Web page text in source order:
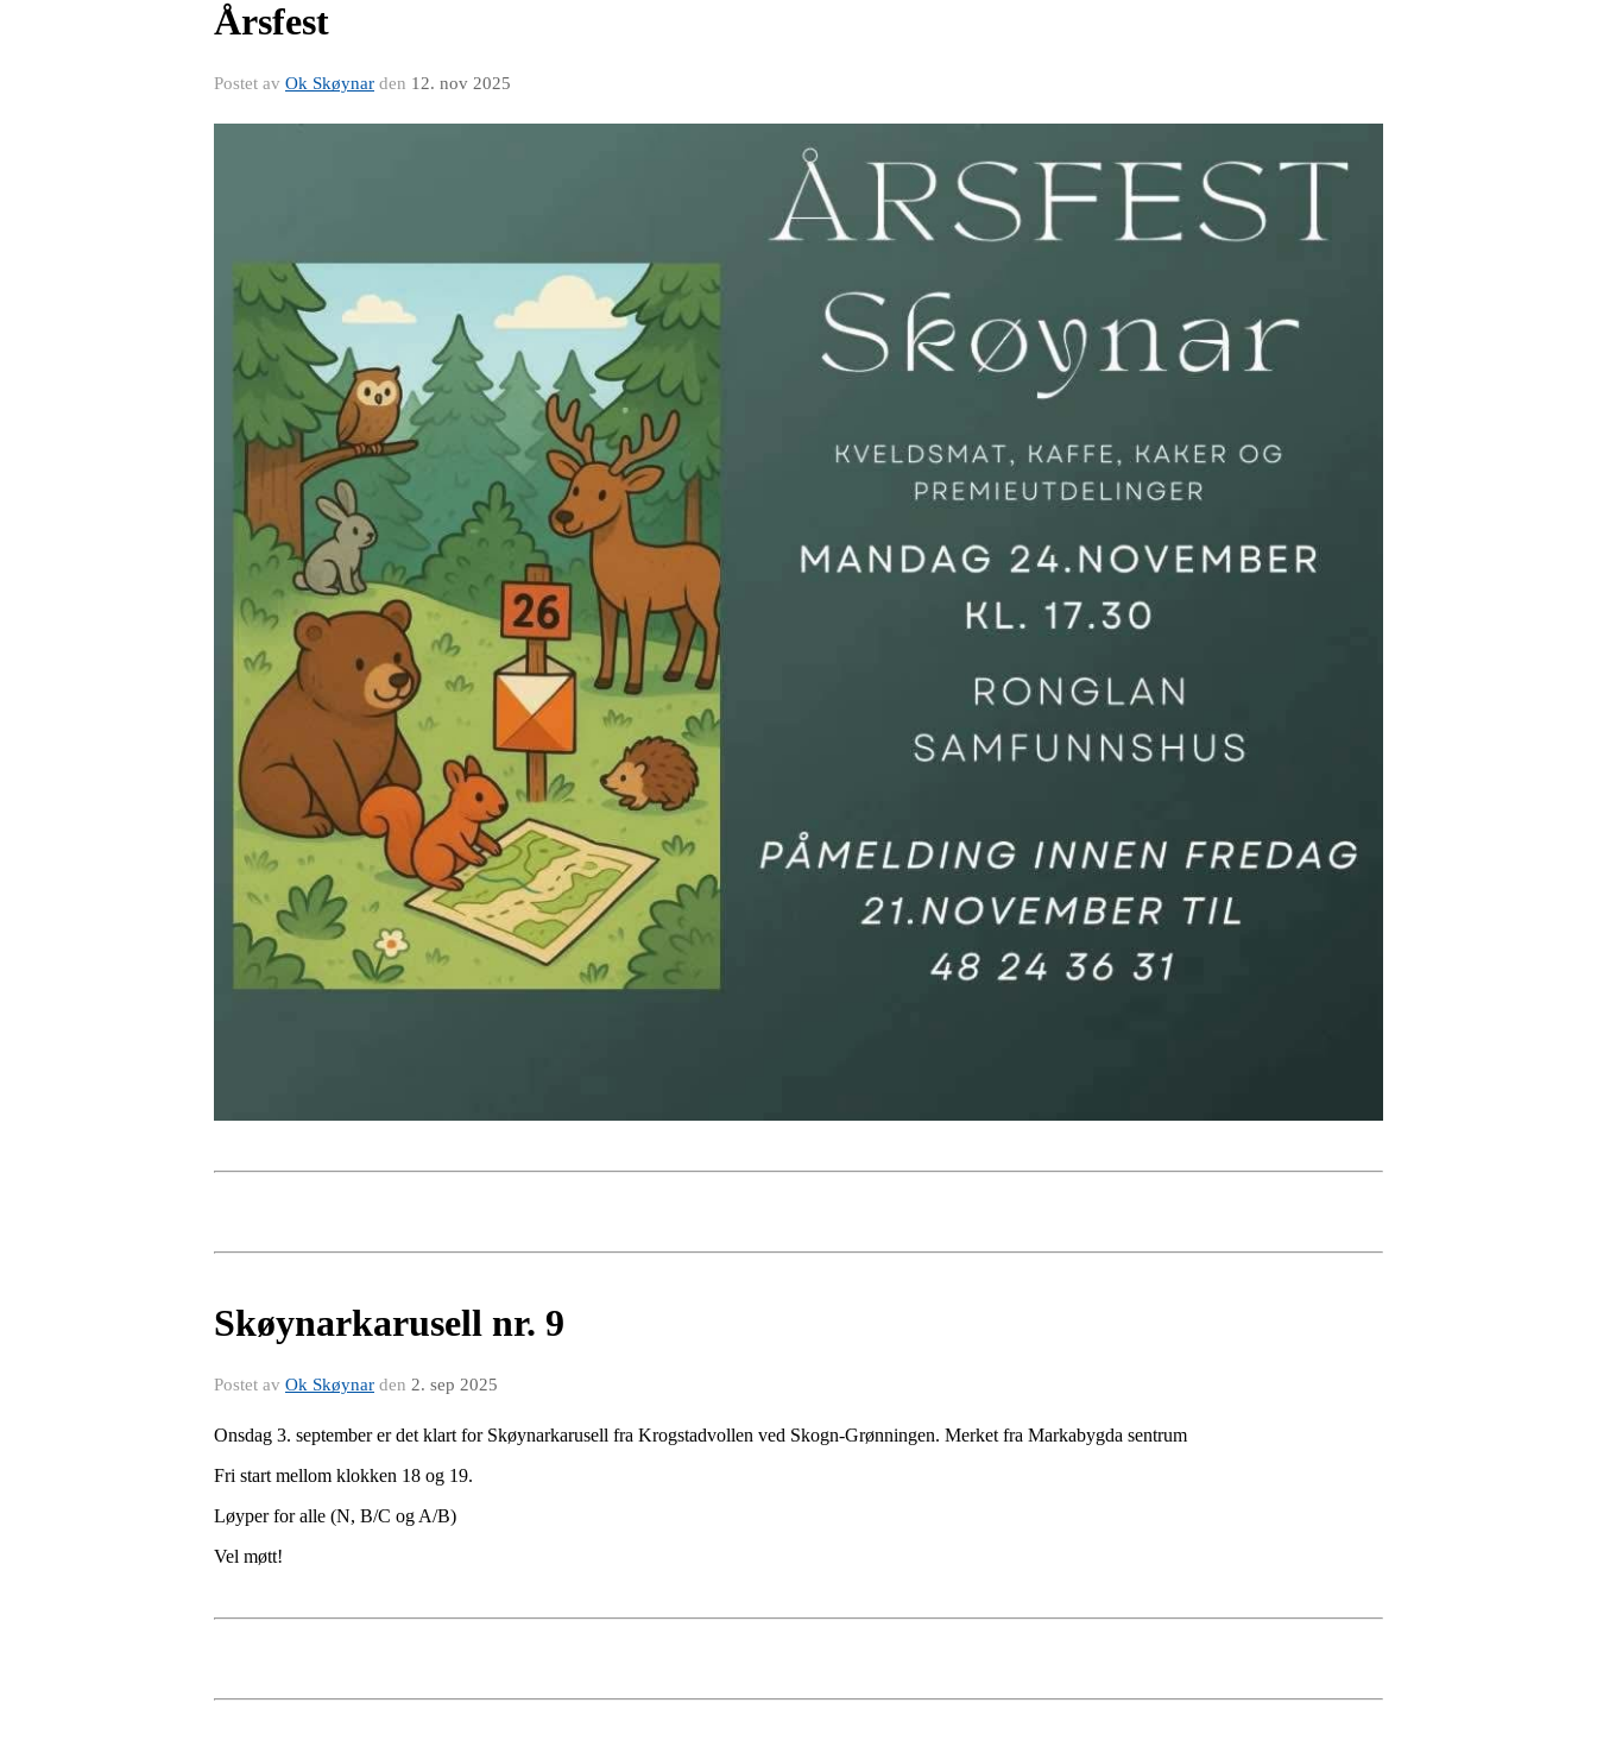
Årsfest
Postet av Ok Skøynar den 12. nov 2025
Skøynarkarusell nr. 9
Postet av Ok Skøynar den 2. sep 2025
Onsdag 3. september er det klart for Skøynarkarusell fra Krogstadvollen ved Skogn-Grønningen. Merket fra Markabygda sentrum
Fri start mellom klokken 18 og 19.
Løyper for alle (N, B/C og A/B)
Vel møtt!